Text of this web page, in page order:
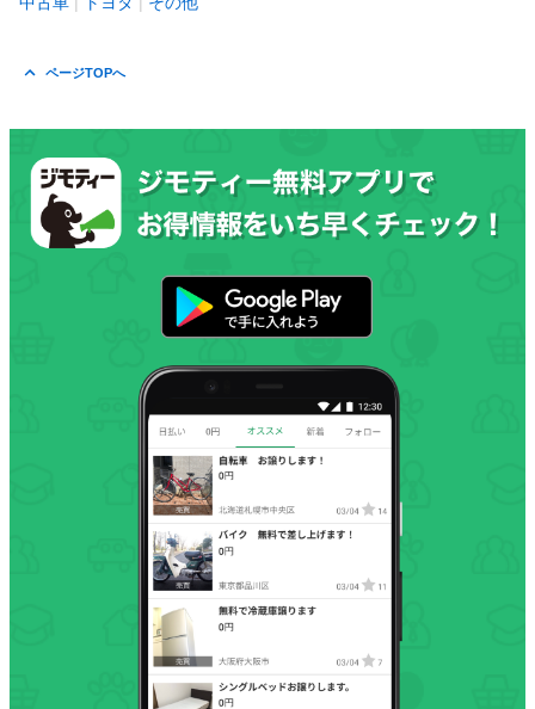
ページTOPへ